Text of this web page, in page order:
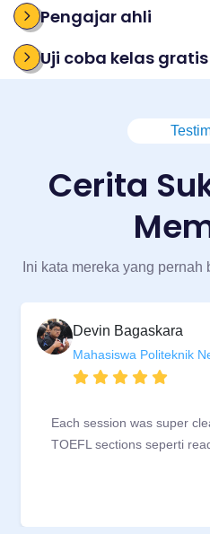
Pengajar ahli
Uji coba kelas
Biaya yang sangat
Cerita
Ini kata mereka yang
Devin Bagaskara
Mahasiswa Politeknik
Each session was super
TOEFL sections seperti